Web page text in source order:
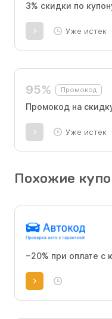
3% скидки по
Уже истек
95% Промокод
Промокод на
Уже истек
Похожие
−20% при оплате с